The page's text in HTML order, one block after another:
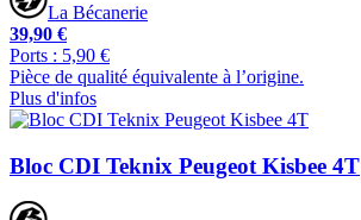
La Bécanerie
39,90 €
Ports : 5,90 €
Pièce de qualité équivalente à l’origine.
Plus d'infos
Bloc CDI Teknix Peugeot Kisbee 4T